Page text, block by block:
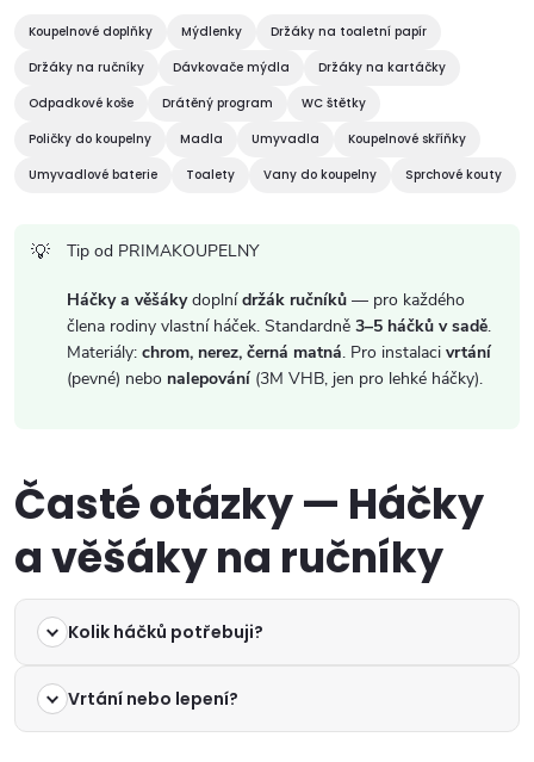
c
p
k
i
s
u
o
v
á
n
Koupelnové doplňky Mýdlenky
Držáky na toaletní papír
Držáky na ručníky
Dávkovače mýdla
Držáky na kartáčky
Odpadkové koše
Drátěný program
WC štětky
Poličky do koupelny
Madla Umyvadla
Koupelnové skříňky
Umyvadlové baterie
Toalety Vany do koupelny Sprchové kouty
Tip od PRIMAKOUPELNY
Háčky a věšákydoplnídržák ručníků — pro každého
člena rodiny vlastní háček. Standardně 3–5 háčků v sadě.
Materiály: chrom, nerez, černá matná. Pro instalaci vrtání
(pevné) nebo nalepování (3M VHB, jen pro lehké háčky).
Časté otázky — Háčky
a věšáky na ručníky
Kolik háčků potřebuji?
Vrtání nebo lepení?